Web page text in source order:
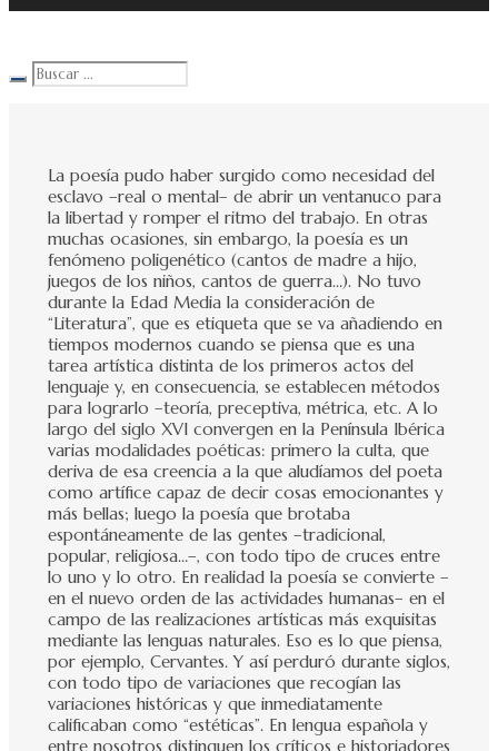
La poesía pudo haber surgido como necesidad del
esclavo –real o mental– de abrir un ventanuco para
la libertad y romper el ritmo del trabajo. En otras
muchas ocasiones, sin embargo, la poesía es un
fenómeno poligenético (cantos de madre a hijo,
juegos de los niños, cantos de guerra…). No tuvo
durante la Edad Media la consideración de
“Literatura”, que es etiqueta que se va añadiendo en
tiempos modernos cuando se piensa que es una
tarea artística distinta de los primeros actos del
lenguaje y, en consecuencia, se establecen métodos
para lograrlo –teoría, preceptiva, métrica, etc. A lo
largo del siglo XVI convergen en la Península Ibérica
varias modalidades poéticas: primero la culta, que
deriva de esa creencia a la que aludíamos del poeta
como artífice capaz de decir cosas emocionantes y
más bellas; luego la poesía que brotaba
espontáneamente de las gentes –tradicional,
popular, religiosa…–, con todo tipo de cruces entre
lo uno y lo otro. En realidad la poesía se convierte –
en el nuevo orden de las actividades humanas– en el
campo de las realizaciones artísticas más exquisitas
mediante las lenguas naturales. Eso es lo que piensa,
por ejemplo, Cervantes. Y así perduró durante siglos,
con todo tipo de variaciones que recogían las
variaciones históricas y que inmediatamente
calificaban como “estéticas”. En lengua española y
entre nosotros distinguen los críticos e historiadores